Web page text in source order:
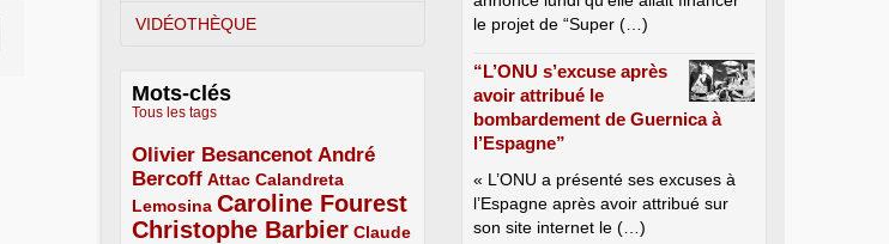
VIDÉOTHÈQUE
Mots-clés
Tous les tags
Olivier Besancenot
3/5
André
Bercoff
3/5 Attac
2/5
Calandreta
Lemosina
2/5 Caroline Fourest
4/5
Christophe Barbier
4/5
Claude
le projet de “Super (…)
“L’ONU s’excuse après
avoir attribué le
bombardement de Guernica à
l’Espagne”
« L’ONU a présenté ses excuses à
l’Espagne après avoir attribué sur
son site internet le (…)